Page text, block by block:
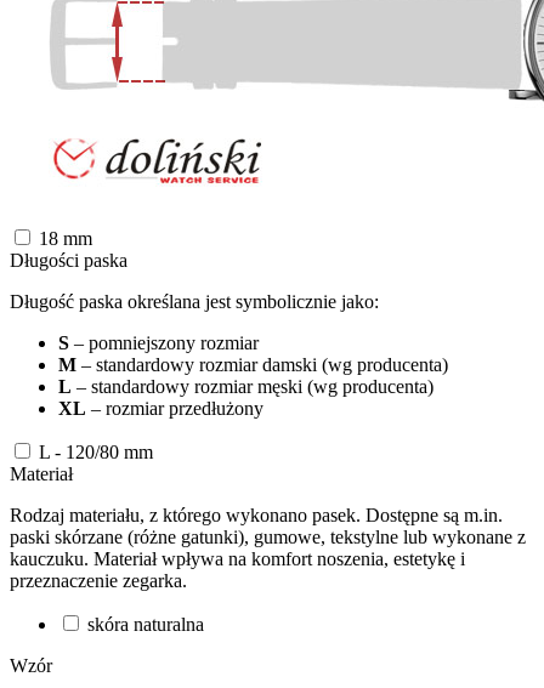
18 mm
Długości paska
Długość paska określana jest symbolicznie jako:
S – pomniejszony rozmiar
M – standardowy rozmiar damski (wg producenta)
L – standardowy rozmiar męski (wg producenta)
XL – rozmiar przedłużony
L - 120/80 mm
Materiał
Rodzaj materiału, z którego wykonano pasek. Dostępne są m.in.
paski skórzane (różne gatunki), gumowe, tekstylne lub wykonane z
kauczuku. Materiał wpływa na komfort noszenia, estetykę i
przeznaczenie zegarka.
skóra naturalna
Wzór